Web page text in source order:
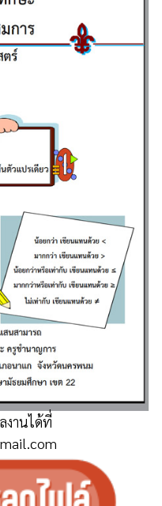
งานได้ที่